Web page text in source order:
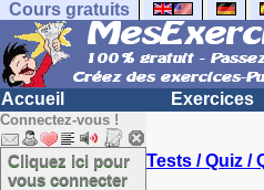
Cours gratuits
Accueil Exercices
Connectez-vous !
Cliquez ici pour
vous connecter
Tests / Quiz /